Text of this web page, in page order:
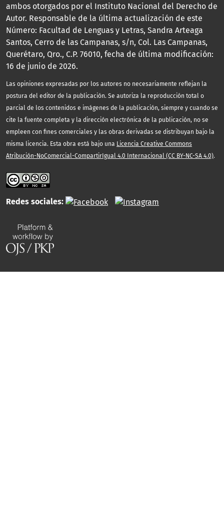
ambos otorgados por el Instituto Nacional del Derecho de
Autor. Responsable de la última actualización de este
Número: Facultad de Lenguas y Letras, Sandra Arteaga
Santos, Cerro de las Campanas, s/n, Col. Las Campanas,
Querétaro, Qro., C.P. 76010, fecha de última modificación:
16 de junio de 2026.
Las opiniones expresadas por los autores no necesariamente reflejan la
postura del editor de la publicación. Se autoriza la reproducción total o
parcial de los contenidos e imágenes de la publicación, siempre y cuando se
cite la fuente completa y la dirección electrónica de la publicación, no se
empleen con fines comerciales y las obras derivadas se distribuyan bajo la
misma licencia. Esta obra está bajo una Licencia Creative Commons
Atribución-NoComercial-CompartirIgual 4.0 Internacional (CC BY-NC-SA 4.0).
Redes sociales: